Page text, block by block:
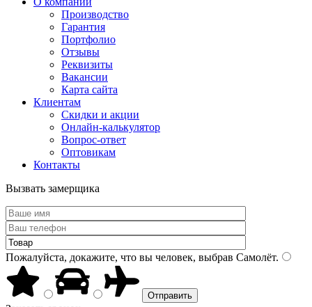
Производство
Гарантия
Портфолио
Отзывы
Реквизиты
Вакансии
Карта сайта
Клиентам
Скидки и акции
Онлайн-калькулятор
Вопрос-ответ
Оптовикам
Контакты
Вызвать замерщика
Пожалуйста, докажите, что вы человек, выбрав Самолёт.